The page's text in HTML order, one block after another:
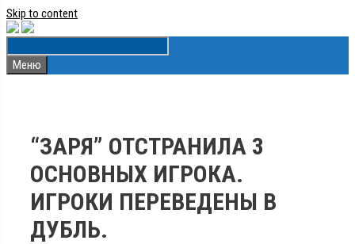
Skip to content
Меню
“ЗАРЯ” ОТСТРАНИЛА 3 ​​
ОСНОВНЫХ ИГРОКА.
ИГРОКИ ПЕРЕВЕДЕНЫ В
ДУБЛЬ.